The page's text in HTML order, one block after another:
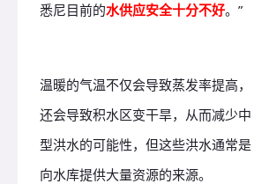
悉尼目前的水供应安全十分不好。”
温暖的气温不仅会导致蒸发率提高，
还会导致积水区变干旱，从而减少中
型洪水的可能性，但这些洪水通常是
向水库提供大量资源的来源。